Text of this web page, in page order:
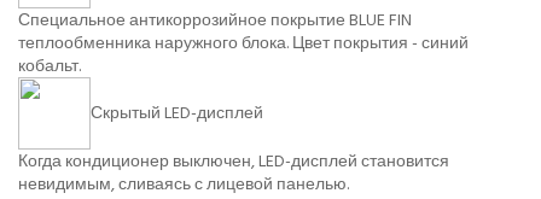
Специальное антикоррозийное покрытие BLUE FIN
теплообменника наружного блока. Цвет покрытия - синий
кобальт.
Скрытый LED-дисплей
Когда кондиционер выключен, LED-дисплей становится
невидимым, сливаясь с лицевой панелью.